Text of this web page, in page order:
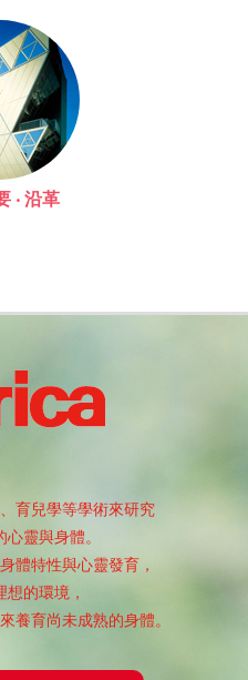
‧ 沿革
育兒學等學術來研究
靈與身體。
體特性與心靈發育，
的環境，
養育尚未成熟的身體。